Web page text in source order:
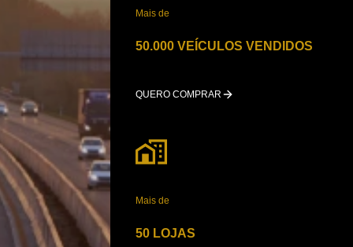
Mais de
50.000 VEÍCULOS VENDIDOS
QUERO COMPRAR
Mais de
50 LOJAS